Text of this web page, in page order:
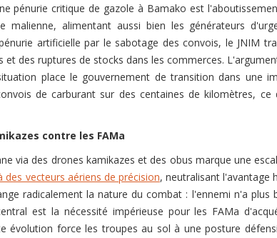
pénurie critique de gazole à Bamako est
malienne, alimentant aussi bien les générateurs
artificielle par le sabotage des convois, le JNIM
et des ruptures de stocks dans les commerces.
place le gouvernement de transition dans une
de carburant sur des centaines de kilomètres,
contre les FAMa
via des drones kamikazes et des obus marque une
vecteurs aériens de précision, neutralisant l'avantage
radicalement la nature du combat : l'ennemi n'a
est la nécessité impérieuse pour les FAMa
évolution force les troupes au sol à une posture